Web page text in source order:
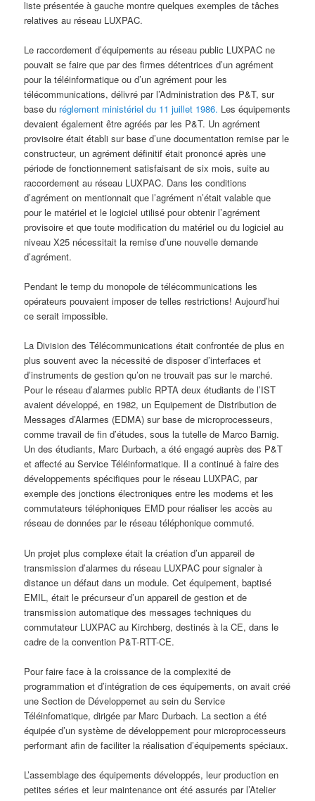
liste présentée à gauche montre quelques exemples de tâches
relatives au réseau LUXPAC.
Le raccordement d’équipements au réseau public LUXPAC ne
pouvait se faire que par des firmes détentrices d’un agrément
pour la téléinformatique ou d’un agrément pour les
télécommunications, délivré par l’Administration des P&T, sur
base du réglement ministériel du 11 juillet 1986. Les équipements
devaient également être agréés par les P&T. Un agrément
provisoire était établi sur base d’une documentation remise par le
constructeur, un agrément définitif était prononcé après une
période de fonctionnement satisfaisant de six mois, suite au
raccordement au réseau LUXPAC. Dans les conditions
d’agrément on mentionnait que l’agrément n’était valable que
pour le matériel et le logiciel utilisé pour obtenir l’agrément
provisoire et que toute modification du matériel ou du logiciel au
niveau X25 nécessitait la remise d’une nouvelle demande
d’agrément.
Pendant le temp du monopole de télécommunications les
opérateurs pouvaient imposer de telles restrictions! Aujourd’hui
ce serait impossible.
La Division des Télécommunications était confrontée de plus en
plus souvent avec la nécessité de disposer d’interfaces et
d’instruments de gestion qu’on ne trouvait pas sur le marché.
Pour le réseau d’alarmes public RPTA deux étudiants de l’IST
avaient développé, en 1982, un Equipement de Distribution de
Messages d’Alarmes (EDMA) sur base de microprocesseurs,
comme travail de fin d’études, sous la tutelle de Marco Barnig.
Un des étudiants, Marc Durbach, a été engagé auprès des P&T
et affecté au Service Téléinformatique. Il a continué à faire des
développements spécifiques pour le réseau LUXPAC, par
exemple des jonctions électroniques entre les modems et les
commutateurs téléphoniques EMD pour réaliser les accès au
réseau de données par le réseau téléphonique commuté.
Un projet plus complexe était la création d’un appareil de
transmission d’alarmes du réseau LUXPAC pour signaler à
distance un défaut dans un module. Cet équipement, baptisé
EMIL, était le précurseur d’un appareil de gestion et de
transmission automatique des messages techniques du
commutateur LUXPAC au Kirchberg, destinés à la CE, dans le
cadre de la convention P&T-RTT-CE.
Pour faire face à la croissance de la complexité de
programmation et d’intégration de ces équipements, on avait créé
une Section de Développemet au sein du Service
Téléinfomatique, dirigée par Marc Durbach. La section a été
équipée d’un système de développement pour microprocesseurs
performant afin de faciliter la réalisation d’équipements spéciaux.
L’assemblage des équipements développés, leur production en
petites séries et leur maintenance ont été assurés par l’Atelier